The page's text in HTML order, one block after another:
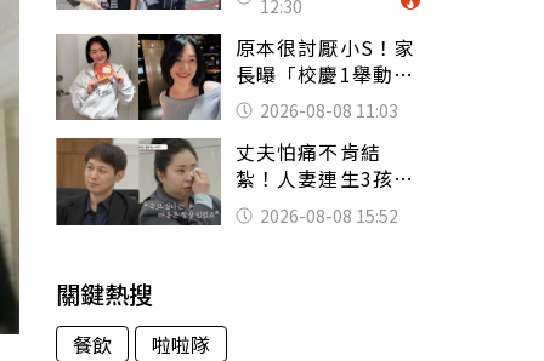
殯儀館陪她說話
12:30
原本很討厭小S！家
長曝「校慶1舉動」
讓她徹底改觀 網
友洗版認證
2026-08-08 11:03
丈夫怕痛不肯結
紮！人妻連生3孩
控遭家暴淚喊：真
的好累
2026-08-08 15:52
關鍵熱搜
餐飲
啦啦隊